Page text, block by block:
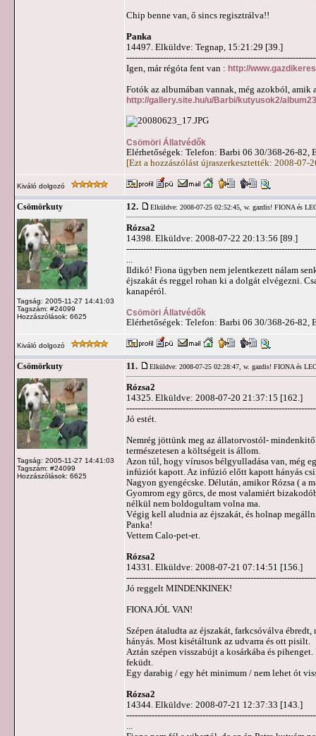
Chip benne van, ő sincs regisztrálva!!
Panka
14497. Elküldve: Tegnap, 15:21:29 [39.]
Igen, már régóta fent van : http://
Fotók az albumában vannak, még azokból,
http://gallery.site.hu/u/Barbi/kutyusok2/
Csömöri Állatvédők
Elérhetőségek: Telefon: Barbi 06 30/368-26-82,
[Ezt a hozzászólást újraszerkesztették: 2008-07-
Kiváló dolgozó
Csömörkuty
Tagság: 2005-11-27 14:41:03
Tagszám: #24099
Hozzászólások: 6625
12. Elküldve: 2008-07-25 02:52:45, w. gazdis! FIONA és
Rózsa2
14398. Elküldve: 2008-07-22 20:13:56 [89.]
Ildikó! Fiona ügyben nem jelentkezett nálam
éjszakát és reggel rohan ki a dolgát elvégezni.
kanapéról.
Csömöri Állatvédők
Elérhetőségek: Telefon: Barbi 06 30/368-26-82,
Kiváló dolgozó
Csömörkuty
Tagság: 2005-11-27 14:41:03
Tagszám: #24099
Hozzászólások: 6625
11. Elküldve: 2008-07-25 02:28:47, w. gazdis! FIONA és
Rózsa2
14325. Elküldve: 2008-07-20 21:37:15 [162.]
Jó estét.
Nemrég jöttünk meg az állatorvostól-
természetesen a költségeit is állom.
Azon túl, hogy vírusos bélgyulladása van, még
infúziót kapott. Az infúzió előtt kapott hányás
Nagyon gyengécske. Délután, amikor Rózsa ( a
Gyomrom egy görcs, de most valamiért
nélkül nem boldogultam volna ma.
Végig kell aludnia az éjszakát, és holnap
Panka!
Vettem Calo-pet-et.
Rózsa2
14331. Elküldve: 2008-07-21 07:14:51 [156.]
Jó reggelt MINDENKINEK!
FIONA JÓL VAN!
Szépen átaludta az éjszakát, farkcsóválva
hányás. Most kisétáltunk az udvarra és ott pisilt.
Aztán szépen visszabújt a kosárkába és
feküdt.
Egy darabig / egy hét minimum / nem lehet ót
Rózsa2
14344. Elküldve: 2008-07-21 12:37:33 [143.]